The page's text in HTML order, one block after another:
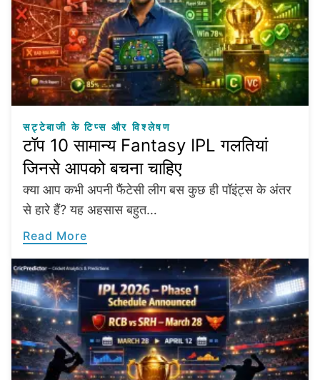
सट्टेबाजी के टिप्स और विश्लेषण
टॉप 10 सामान्य Fantasy IPL गलतियां
जिनसे आपको बचना चाहिए
क्या आप कभी अपनी फैंटेसी लीग बस कुछ ही पॉइंट्स के अंतर
से हारे हैं? यह अहसास बहुत…
Read More